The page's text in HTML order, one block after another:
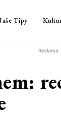
Tipy
Reklama